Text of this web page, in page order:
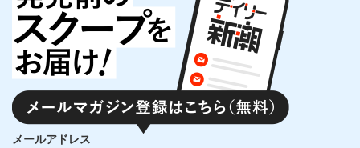
メールアドレス